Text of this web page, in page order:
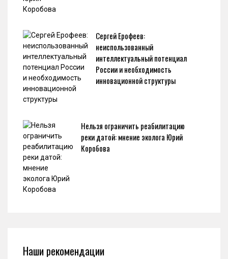
Сергей Ерофеев:
неиспользованный
интеллектуальный потенциал
России и необходимость
инновационной структуры
Нельзя ограничить реабилитацию
реки датой: мнение эколога Юрий
Коробова
Наши рекомендации